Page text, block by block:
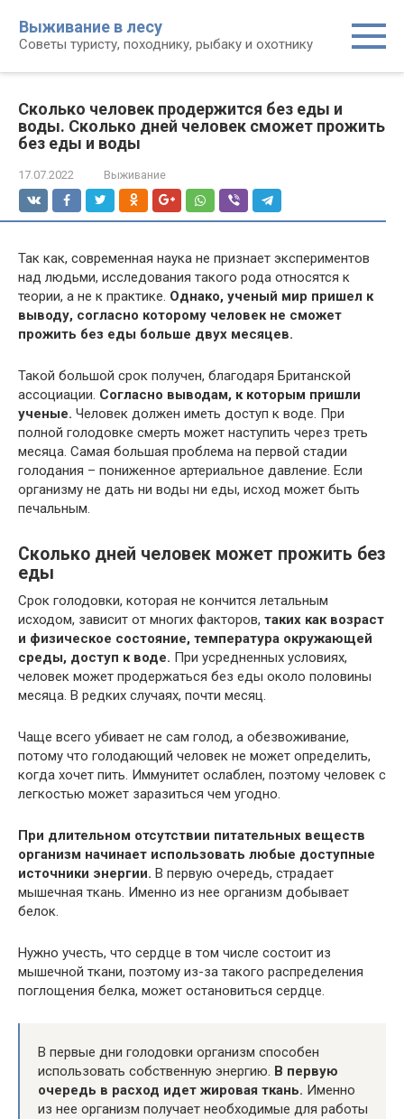
контенту
Выживание в лесу
Советы туристу, походнику, рыбаку и охотнику
Сколько человек продержится без еды и
воды. Сколько дней человек сможет прожить
без еды и воды
17.07.2022 Выживание
Так как, современная наука не признает экспериментов
над людьми, исследования такого рода относятся к
теории, а не к практике. Однако, ученый мир пришел к
выводу, согласно которому человек не сможет
прожить без еды больше двух месяцев.
Такой большой срок получен, благодаря Британской
ассоциации. Согласно выводам, к которым пришли
ученые. Человек должен иметь доступ к воде. При
полной голодовке смерть может наступить через треть
месяца. Самая большая проблема на первой стадии
голодания – пониженное артериальное давление. Если
организму не дать ни воды ни еды, исход может быть
печальным.
Сколько дней человек может прожить без
еды
Срок голодовки, которая не кончится летальным
исходом, зависит от многих факторов, таких как возраст
и физическое состояние, температура окружающей
среды, доступ к воде. При усредненных условиях,
человек может продержаться без еды около половины
месяца. В редких случаях, почти месяц.
Чаще всего убивает не сам голод, а обезвоживание,
потому что голодающий человек не может определить,
когда хочет пить. Иммунитет ослаблен, поэтому человек с
легкостью может заразиться чем угодно.
При длительном отсутствии питательных веществ
организм начинает использовать любые доступные
источники энергии. В первую очередь, страдает
мышечная ткань. Именно из нее организм добывает
белок.
Нужно учесть, что сердце в том числе состоит из
мышечной ткани, поэтому из-за такого распределения
поглощения белка, может остановиться сердце.
В первые дни голодовки организм способен
использовать собственную энергию. В первую
очередь в расход идет жировая ткань. Именно
из нее организм получает необходимые для работы